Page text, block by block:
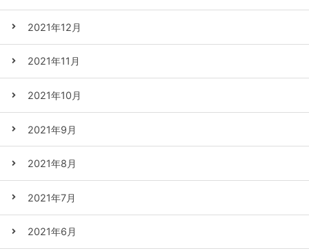
2021年12月
2021年11月
2021年10月
2021年9月
2021年8月
2021年7月
2021年6月